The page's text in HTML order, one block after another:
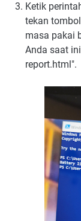
Ketik
tekan
masa pakai
Anda saat
report.html".